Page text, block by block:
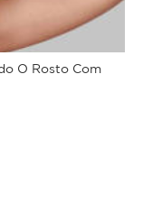
O Rosto Com